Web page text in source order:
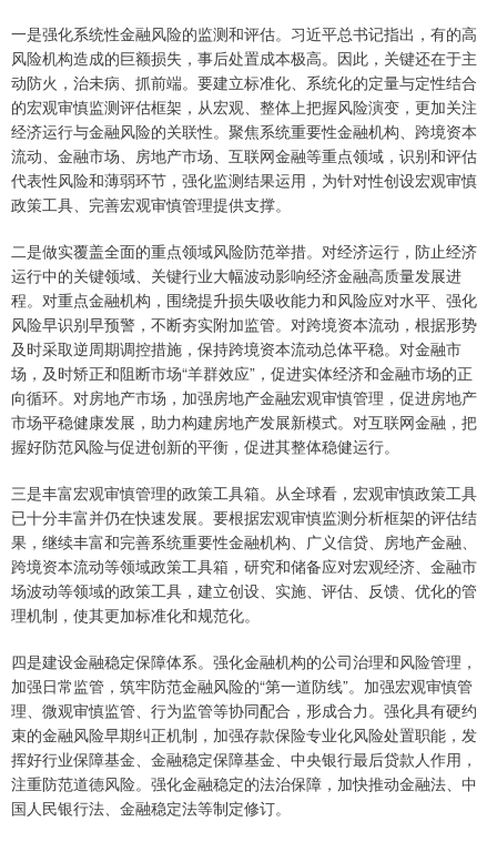
一是强化系统性金融风险的监测和评估。习近平总书记指出，有的高
风险机构造成的巨额损失，事后处置成本极高。因此，关键还在于主
动防火，治未病、抓前端。要建立标准化、系统化的定量与定性结合
的宏观审慎监测评估框架，从宏观、整体上把握风险演变，更加关注
经济运行与金融风险的关联性。聚焦系统重要性金融机构、跨境资本
流动、金融市场、房地产市场、互联网金融等重点领域，识别和评估
代表性风险和薄弱环节，强化监测结果运用，为针对性创设宏观审慎
政策工具、完善宏观审慎管理提供支撑。
二是做实覆盖全面的重点领域风险防范举措。对经济运行，防止经济
运行中的关键领域、关键行业大幅波动影响经济金融高质量发展进
程。对重点金融机构，围绕提升损失吸收能力和风险应对水平、强化
风险早识别早预警，不断夯实附加监管。对跨境资本流动，根据形势
及时采取逆周期调控措施，保持跨境资本流动总体平稳。对金融市
场，及时矫正和阻断市场“羊群效应”，促进实体经济和金融市场的正
向循环。对房地产市场，加强房地产金融宏观审慎管理，促进房地产
市场平稳健康发展，助力构建房地产发展新模式。对互联网金融，把
握好防范风险与促进创新的平衡，促进其整体稳健运行。
三是丰富宏观审慎管理的政策工具箱。从全球看，宏观审慎政策工具
已十分丰富并仍在快速发展。要根据宏观审慎监测分析框架的评估结
果，继续丰富和完善系统重要性金融机构、广义信贷、房地产金融、
跨境资本流动等领域政策工具箱，研究和储备应对宏观经济、金融市
场波动等领域的政策工具，建立创设、实施、评估、反馈、优化的管
理机制，使其更加标准化和规范化。
四是建设金融稳定保障体系。强化金融机构的公司治理和风险管理，
加强日常监管，筑牢防范金融风险的“第一道防线”。加强宏观审慎管
理、微观审慎监管、行为监管等协同配合，形成合力。强化具有硬约
束的金融风险早期纠正机制，加强存款保险专业化风险处置职能，发
挥好行业保障基金、金融稳定保障基金、中央银行最后贷款人作用，
注重防范道德风险。强化金融稳定的法治保障，加快推动金融法、中
国人民银行法、金融稳定法等制定修订。